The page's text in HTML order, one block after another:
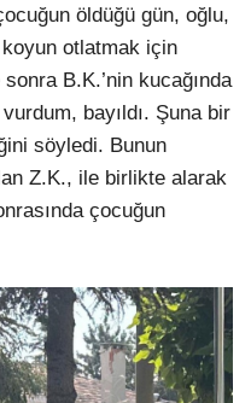
öldüğü gün, oğlu,
otlatmak için
B.K.’nin kucağında
bayıldı. Şuna bir
söyledi. Bunun
Z.K., ile birlikte alarak
çocuğun